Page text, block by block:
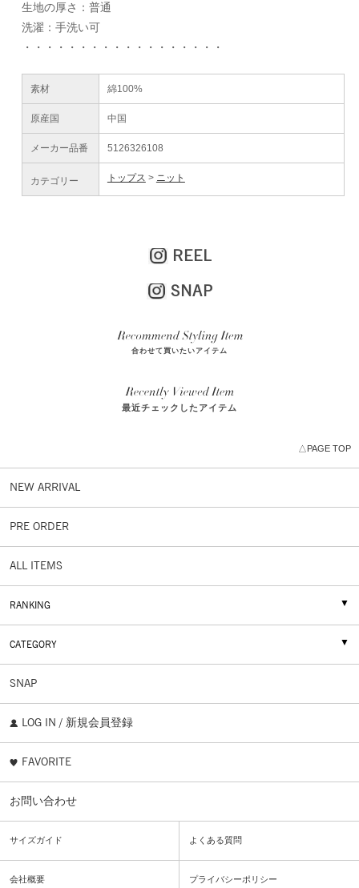
生地の厚さ：普通
洗濯：手洗い可
・・・・・・・・・・・・・・・・・・
素材 綿100%
原産国 中国
メーカー品番 5126326108
カテゴリー トップス ニット
REEL
SNAP
合わせて買いたいアイテム
最近チェックしたアイテム
△PAGE TOP
NEW ARRIVAL
PRE ORDER
ALL ITEMS
RANKING
CATEGORY
SNAP
LOG IN / 新規会員登録
FAVORITE
お問い合わせ
サイズガイド よくある質問
会社概要 プライバシーポリシー